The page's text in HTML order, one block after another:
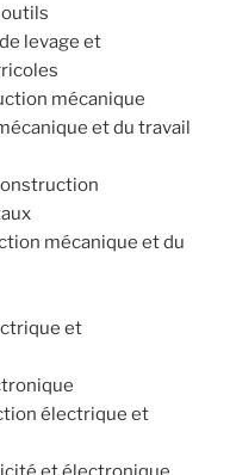
levage et
mécanique
et du travail
mécanique et du
et
électrique et